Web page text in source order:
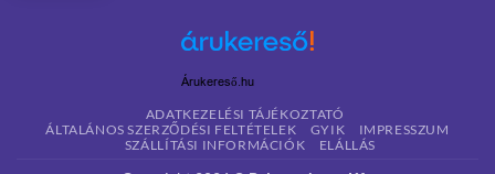
Árukereső.hu
ADATKEZELÉSI TÁJÉKOZTATÓ
ÁLTALÁNOS SZERZŐDÉSI FELTÉTELEK
GYIK
IMPRESSZUM
SZÁLLÍTÁSI INFORMÁCIÓK
ELÁLLÁS